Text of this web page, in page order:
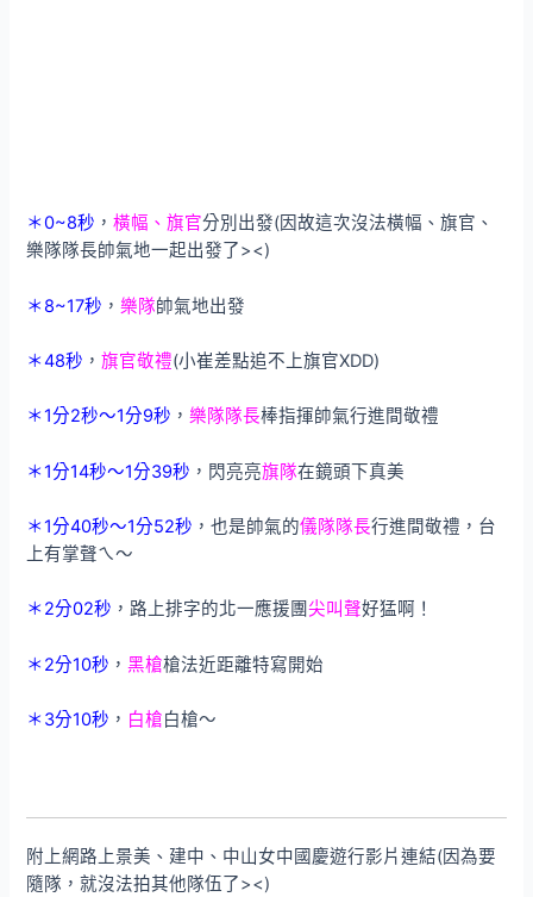
＊0~8秒 ，橫幅、旗官分別出發(因故這次沒法橫幅、旗官、
樂隊隊長帥氣地一起出發了><)
＊8~17秒 ，樂隊帥氣地出發
＊48秒 ，旗官敬禮(小崔差點追不上旗官XDD)
＊1分2秒～1分9秒 ，樂隊隊長棒指揮帥氣行進間敬禮
＊1分14秒～1分39秒 ，閃亮亮旗隊在鏡頭下真美
＊1分40秒～1分52秒 ，也是帥氣的儀隊隊長行進間敬禮，台
上有掌聲ㄟ～
＊2分02秒 ，路上排字的北一應援團尖叫聲好猛啊！
＊2分10秒 ，黑槍槍法近距離特寫開始
＊3分10秒 ， 白槍白槍～
附上網路上景美、建中、中山女中國慶遊行影片連結(因為要
隨隊，就沒法拍其他隊伍了><)